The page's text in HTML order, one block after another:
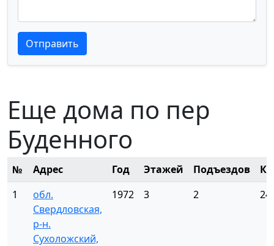
Текст отзыва
Текст отзыва
Отправить
Еще дома по пер
Буденного
№ Адрес Год Этажей Подъездов
1
обл.
Свердловская,
р-н.
Сухоложский,
1972 3 2 24